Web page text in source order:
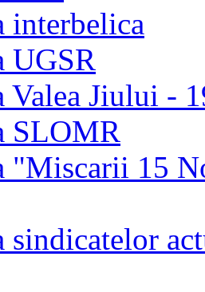
interbelica
UGSR
Valea Jiului -
SLOMR
"Miscarii 15